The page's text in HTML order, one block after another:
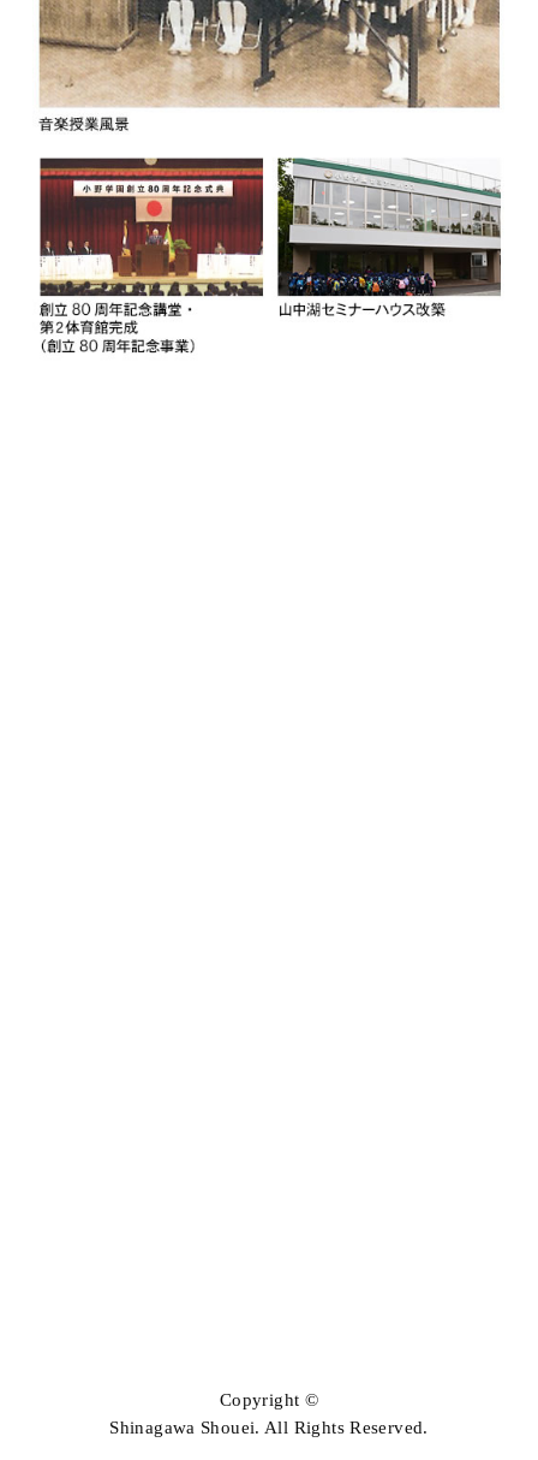
Copyright ©
Shinagawa Shouei. All Rights Reserved.